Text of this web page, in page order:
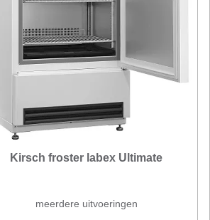
Kirsch froster labex Ultimate
meerdere uitvoeringen